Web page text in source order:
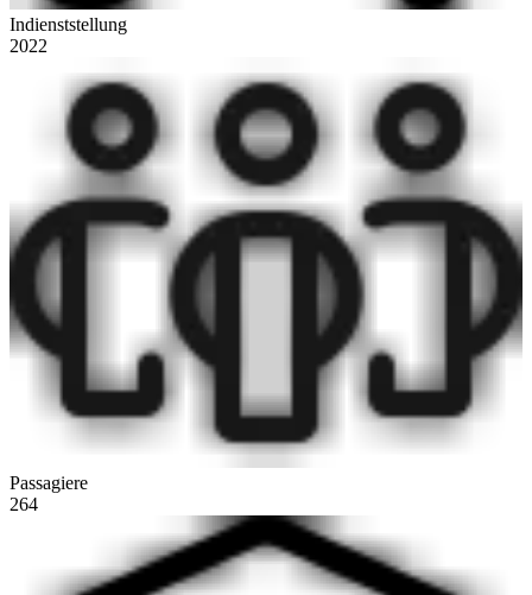
Indienststellung
2022
Passagiere
264